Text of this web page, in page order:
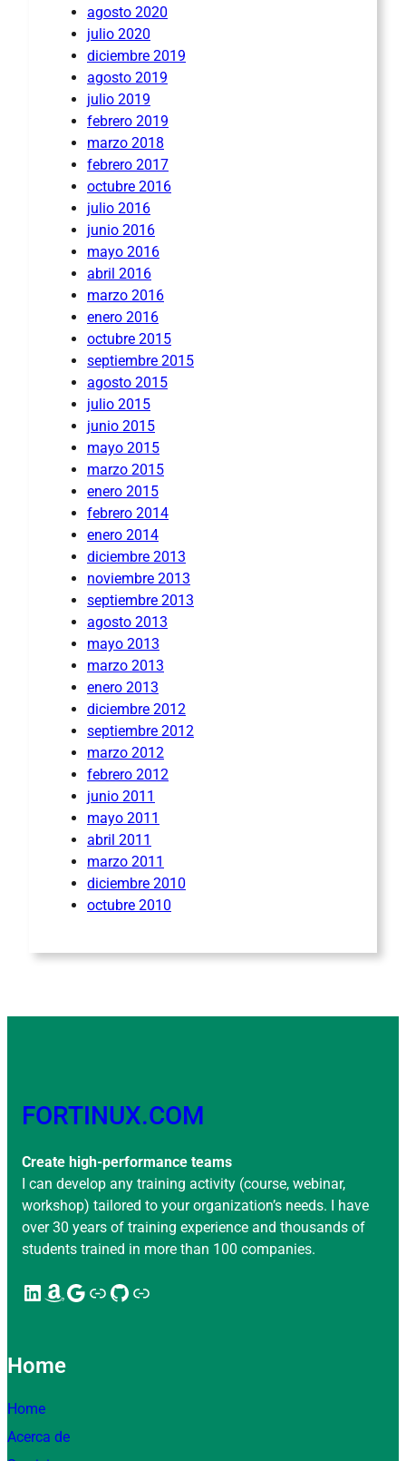
agosto 2020
julio 2020
diciembre 2019
agosto 2019
julio 2019
febrero 2019
marzo 2018
febrero 2017
octubre 2016
julio 2016
junio 2016
mayo 2016
abril 2016
marzo 2016
enero 2016
octubre 2015
septiembre 2015
agosto 2015
julio 2015
junio 2015
mayo 2015
marzo 2015
enero 2015
febrero 2014
enero 2014
diciembre 2013
noviembre 2013
septiembre 2013
agosto 2013
mayo 2013
marzo 2013
enero 2013
diciembre 2012
septiembre 2012
marzo 2012
febrero 2012
junio 2011
mayo 2011
abril 2011
marzo 2011
diciembre 2010
octubre 2010
FORTINUX.COM
Create high-performance teams
I can develop any training activity (course, webinar,
workshop) tailored to your organization’s needs. I have
over 30 years of training experience and thousands of
students trained in more than 100 companies.
LinkedIn Amazon Google Enlace GitHub Enlace
Home
Home
Acerca de